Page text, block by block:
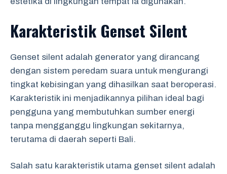
Karakteristik Genset Silent
Genset silent adalah generator yang dirancang
dengan sistem peredam suara untuk mengurangi
tingkat kebisingan yang dihasilkan saat beroperasi.
Karakteristik ini menjadikannya pilihan ideal bagi
pengguna yang membutuhkan sumber energi
tanpa mengganggu lingkungan sekitarnya,
terutama di daerah seperti Bali.
Salah satu karakteristik utama genset silent adalah